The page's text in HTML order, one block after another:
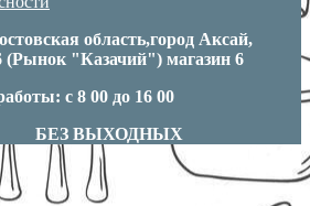
область,город Аксай,
(Рынок "Казачий") магазин 6
с 8 00 до 16 00
ВЫХОДНЫХ